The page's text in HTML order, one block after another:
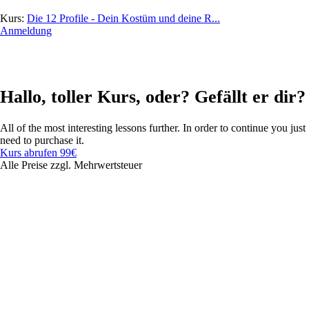
Kurs: Die 12 Profile - Dein Kostüm und deine R...
Anmeldung
Hallo, toller Kurs, oder? Gefällt er dir?
All of the most interesting lessons further. In order to continue you just
need to purchase it.
Kurs abrufen 99€
Alle Preise zzgl. Mehrwertsteuer